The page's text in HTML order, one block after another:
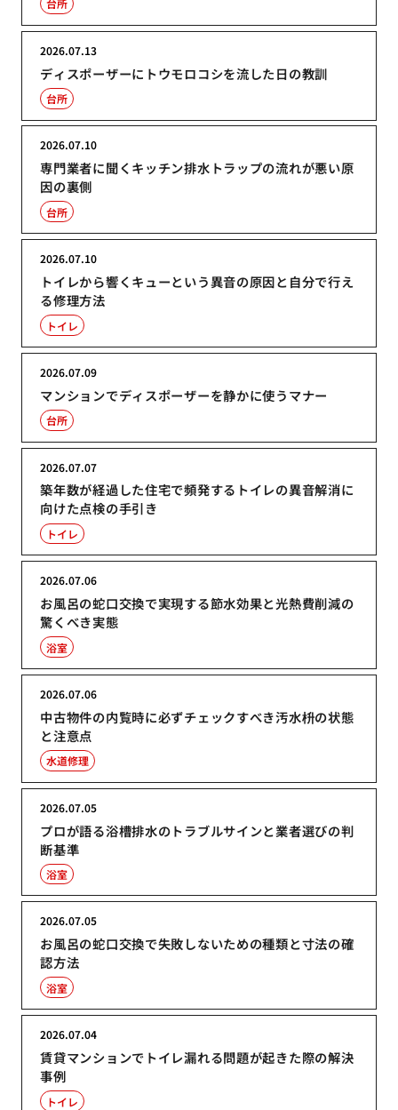
台所
ディスポーザーにトウモロコシを流した日の教訓
2026.07.13
台所
専門業者に聞くキッチン排水トラップの流れが悪い原
因の裏側
2026.07.10
台所
トイレから響くキューという異音の原因と自分で行え
る修理方法
2026.07.10
トイレ
マンションでディスポーザーを静かに使うマナー
2026.07.09
台所
築年数が経過した住宅で頻発するトイレの異音解消に
向けた点検の手引き
2026.07.07
トイレ
お風呂の蛇口交換で実現する節水効果と光熱費削減の
驚くべき実態
2026.07.06
浴室
中古物件の内覧時に必ずチェックすべき汚水枡の状態
と注意点
2026.07.06
水道修理
プロが語る浴槽排水のトラブルサインと業者選びの判
断基準
2026.07.05
浴室
お風呂の蛇口交換で失敗しないための種類と寸法の確
認方法
2026.07.05
浴室
賃貸マンションでトイレ漏れる問題が起きた際の解決
事例
2026.07.04
トイレ